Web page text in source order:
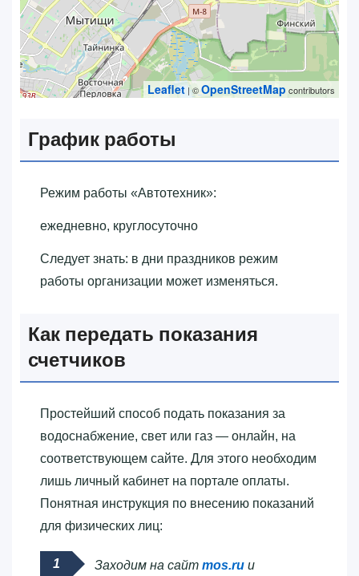
Leaflet | ©OpenStreetMap contributors
График работы
Режим работы «‎Автотехник»‎:
ежедневно, круглосуточно
Следует знать: в дни праздников режим
работы организации может изменяться.
Как передать показания
счетчиков
Простейший способ подать показания за
водоснабжение, свет или газ — онлайн, на
соответствующем сайте. Для этого необходим
лишь личный кабинет на портале оплаты.
Понятная инструкция по внесению показаний
для физических лиц:
Заходим на сайт mos.ru и